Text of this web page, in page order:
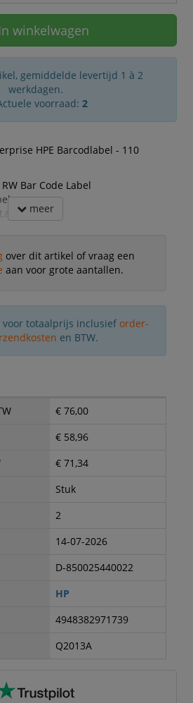
In winkelwagen
gemiddelde levertijd 1 à 2
werkdagen.
voorraad: 2
HPE Barcodlabel - 110
Bar Code Label
meer
over dit artikel of vraag een
aan voor grote aantallen.
voor totaalprijs inclusief order-
en BTW.
€ 76,00
€ 58,96
€ 71,34
Stuk
2
14-07-2026
D-850025440022
HP
4948382971739
Q2013A